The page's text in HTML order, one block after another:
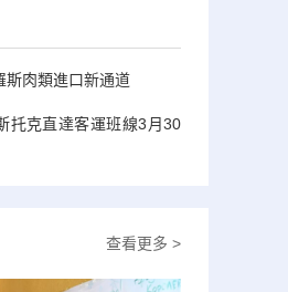
斯肉類進口新通道
托克直達客運班線3月30
查看更多 >